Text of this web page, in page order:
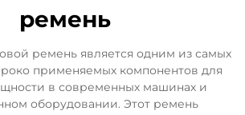
ремень
ремень является одним из самых
применяемых компонентов для
в современных машинах и
оборудовании. Этот ремень